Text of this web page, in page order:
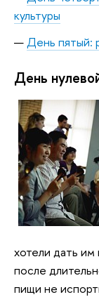
культуры
День пятый:
День
хотели дать
после
пищи не